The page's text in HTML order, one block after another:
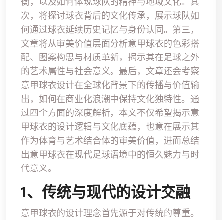
次，将探讨球衣背后的文化传承，展示球队如
何通过球衣延续历史记忆与身份认同。第三，
文章将从审美价值层面分析意甲球衣的色彩搭
配、图案构思与材质革新，揭示其在足球之外
的艺术属性与社会意义。最后，文章还会考察
意甲球衣设计在全球化背景下的传播与价值输
出，如何在商业化浪潮中保持文化独特性。通
过四个方面的深度解析，本文不仅希望揭示意
甲球衣的设计逻辑与文化底蕴，也意在展示其
作为体育与艺术结合体的审美价值，进而总结
出意甲球衣在现代足球语境中的恒久魅力与时
代意义。
1、传统与现代的设计交融
意甲球衣的设计理念首先源于对传统的尊重。